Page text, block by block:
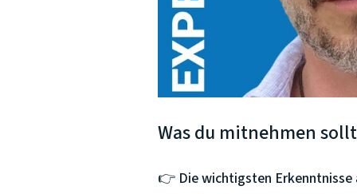
Was du mitnehmen
👉 Die wichtigsten Erkenntnisse